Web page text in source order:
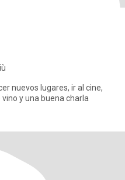
nuevos lugares, ir al cine,
y una buena charla